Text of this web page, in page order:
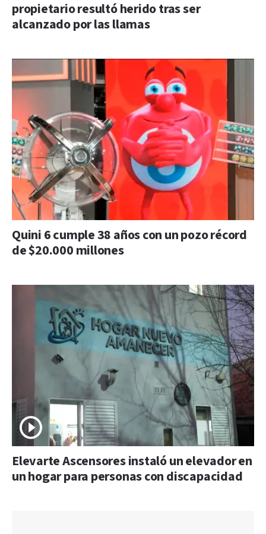
propietario resultó herido tras ser
alcanzado por las llamas
Quini 6 cumple 38 años con un pozo récord
de $20.000 millones
Elevarte Ascensores instaló un elevador en
un hogar para personas con discapacidad